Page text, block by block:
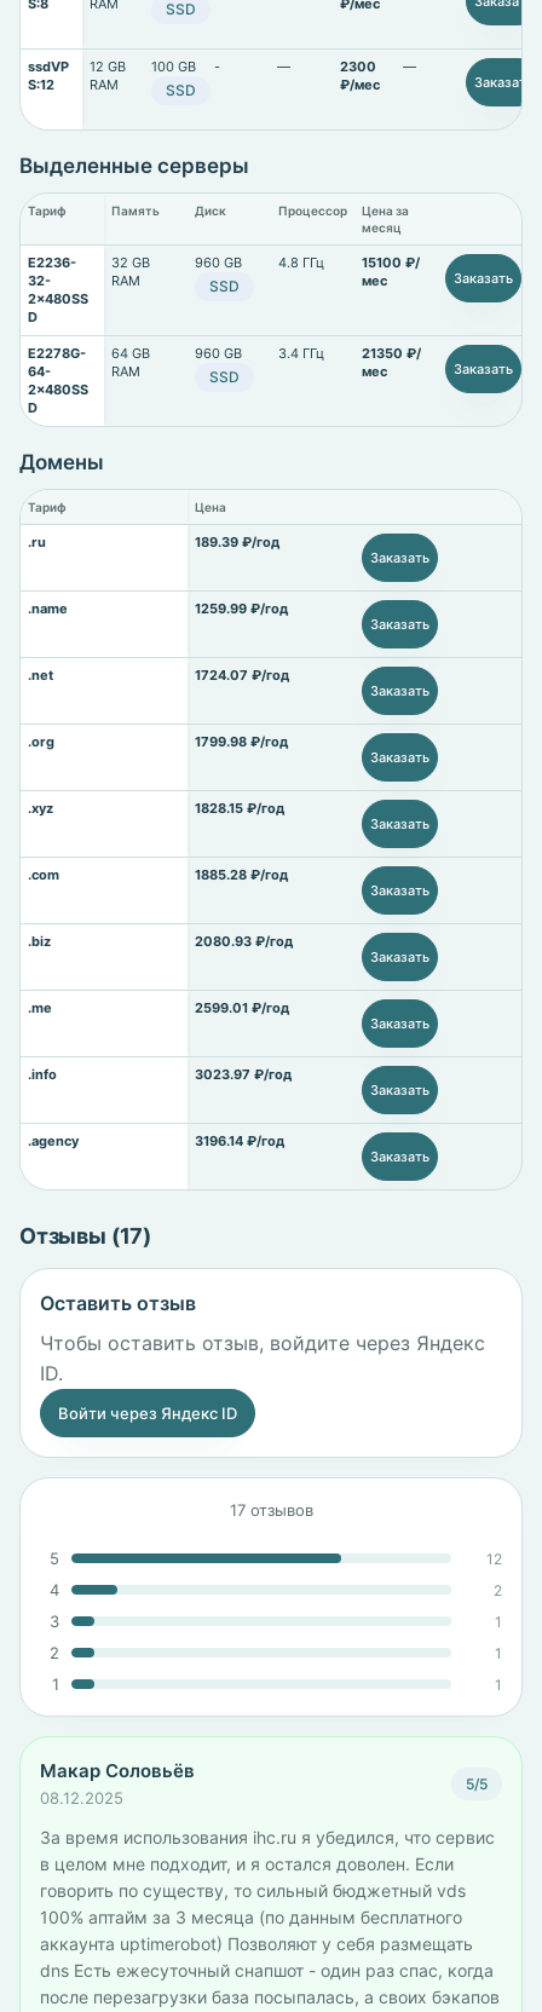
S:8 RAM SSD ₽/мес
ssdVP
S:12
12 GB
RAM
100 GB
SSD
- —
2300
₽/мес
—
Заказать
Выделенные серверы
Тариф Память Диск Процессор
Цена за
месяц
E2236-
32-
2x480SS
D
32 GB
RAM
960 GB
SSD
4.8 ГГц
15100 ₽/
мес
Заказать
E2278G-
64-
2x480SS
D
64 GB
RAM
960 GB
SSD
3.4 ГГц
21350 ₽/
мес
Заказать
Домены
Тариф Цена
.ru
189.39 ₽/год
Заказать
.name
1259.99 ₽/год
Заказать
.net
1724.07 ₽/год
Заказать
.org
1799.98 ₽/год
Заказать
.xyz
1828.15 ₽/год
Заказать
.com
1885.28 ₽/год
Заказать
.biz
2080.93 ₽/год
Заказать
.me
2599.01 ₽/год
Заказать
.info
3023.97 ₽/год
Заказать
.agency
3196.14 ₽/год
Заказать
Отзывы (17)
Оставить отзыв
Чтобы оставить отзыв, войдите через Яндекс
ID.
Войти через Яндекс ID
17 отзывов
5 12
4 2
3 1
2 1
1 1
Макар Соловьёв
08.12.2025
5/5
За время использования ihc.ru я убедился, что сервис
в целом мне подходит, и я остался доволен. Если
говорить по существу, то сильный бюджетный vds
100% аптайм за 3 месяца (по данным бесплатного
аккаунта uptimerobot) Позволяют у себя размещать
dns Есть ежесуточный снапшот - один раз спас, когда
после перезагрузки база посыпалась, а своих бэкапов